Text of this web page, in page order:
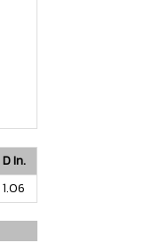
D In.
1.06